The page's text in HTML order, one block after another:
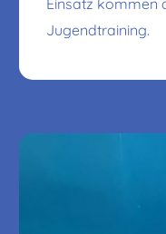
Jugendtraining.